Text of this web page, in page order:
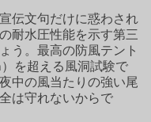
伝文句だけに惑わされ
耐水圧性能を示す第三
う。最高の防風テント
を超える風洞試験で
中の風当たりの強い尾
は守れないからで